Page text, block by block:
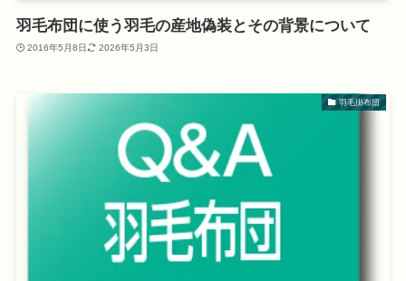
羽毛布団に使う羽毛の産地偽装とその背景について
2016年5月8日 2026年5月3日
羽毛掛布団